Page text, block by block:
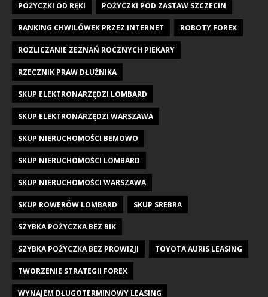
POŻYCZKI OD RĘKI POŻYCZKI POD ZASTAW SZCZECIN
RANKING CHWILÓWEK PRZEZ INTERNET ROBOTY FOREX
ROZLICZANIE ZEZNAŃ ROCZNYCH PIEKARY
RZECZNIK PRAW DŁUŻNIKA
SKUP ELEKTRONARZĘDZI LOMBARD
SKUP ELEKTRONARZĘDZI WARSZAWA
SKUP NIERUCHOMOŚCI BEMOWO
SKUP NIERUCHOMOŚCI LOMBARD
SKUP NIERUCHOMOŚCI WARSZAWA
SKUP ROWERÓW LOMBARD SKUP SREBRA
SZYBKA POŻYCZKA BEZ BIK
SZYBKA POŻYCZKA BEZ PROWIZJI TOYOTA AURIS LEASING
TWORZENIE STRATEGII FOREX
WYNAJEM DŁUGOTERMINOWY LEASING